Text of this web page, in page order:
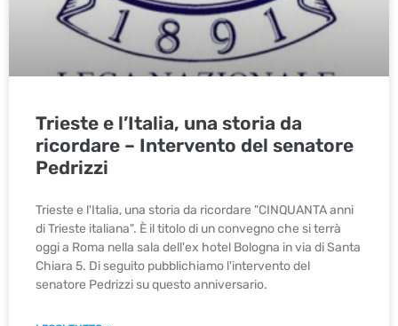
Trieste e l’Italia, una storia da
ricordare – Intervento del senatore
Pedrizzi
Trieste e l'Italia, una storia da ricordare "CINQUANTA anni
di Trieste italiana". È il titolo di un convegno che si terrà
oggi a Roma nella sala dell'ex hotel Bologna in via di Santa
Chiara 5. Di seguito pubblichiamo l'intervento del
senatore Pedrizzi su questo anniversario.